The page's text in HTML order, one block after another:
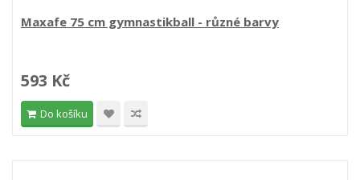
Maxafe 75 cm gymnastikball - různé barvy
593 Kč
Do košíku